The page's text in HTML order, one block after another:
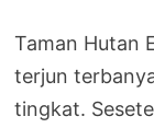
Taman Hutan
terjun
tingkat.